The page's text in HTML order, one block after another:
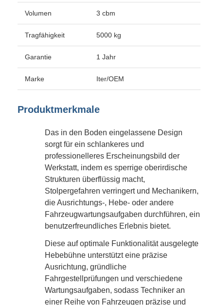
Volumen 3 cbm
Tragfähigkeit 5000 kg
Garantie 1 Jahr
Marke Iter/OEM
Produktmerkmale
Das in den Boden eingelassene Design
sorgt für ein schlankeres und
professionelleres Erscheinungsbild der
Werkstatt, indem es sperrige oberirdische
Strukturen überflüssig macht,
Stolpergefahren verringert und Mechanikern,
die Ausrichtungs-, Hebe- oder andere
Fahrzeugwartungsaufgaben durchführen, ein
benutzerfreundliches Erlebnis bietet.
Diese auf optimale Funktionalität ausgelegte
Hebebühne unterstützt eine präzise
Ausrichtung, gründliche
Fahrgestellprüfungen und verschiedene
Wartungsaufgaben, sodass Techniker an
einer Reihe von Fahrzeugen präzise und